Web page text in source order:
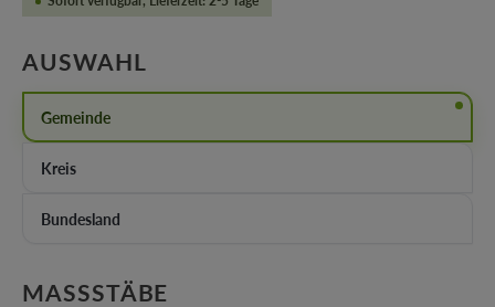
AUSWAHL
Gemeinde
Kreis
Bundesland
MASSSTÄBE